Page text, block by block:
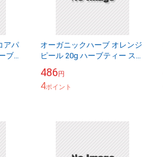
アパ
ブテ
オーガニックハーブ オレンジ
ピール 20g ハーブティー スイ
486円
4ポイント